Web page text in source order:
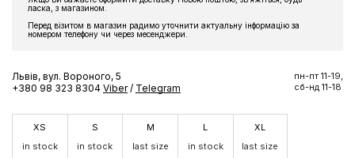
ласка, з магазином.
Перед візитом в магазин радимо уточнити актуальну інформацію за
номером телефону чи через месенджери.
Львів, вул. Вороного, 5
+380 98 323 8304 Viber / Telegram
пн-пт 11-19,
сб-нд 11-18
XS
in stock
S
in stock
M
last size
L
in stock
XL
last size